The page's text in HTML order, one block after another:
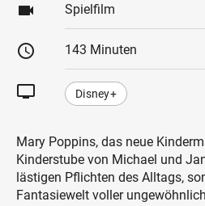
videocam Spielfilm
schedule 143 Minuten
tv Disney+
Mary Poppins, das neue
Kinderstube von Michael und
lästigen Pflichten des Alltags,
Fantasiewelt voller